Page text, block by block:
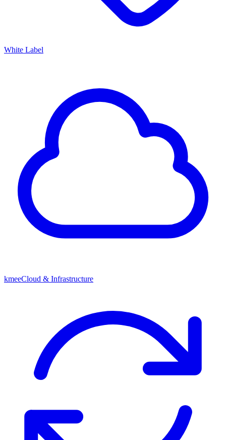
White Label
kmeeCloud & Infrastructure